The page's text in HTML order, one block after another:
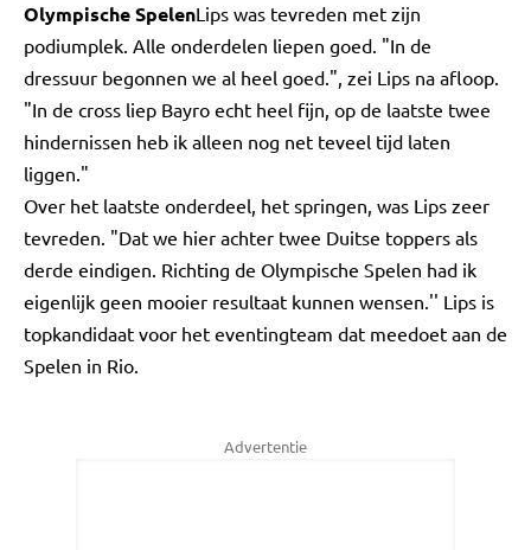
Olympische SpelenLips was tevreden met zijn
podiumplek. Alle onderdelen liepen goed. "In de
dressuur begonnen we al heel goed.", zei Lips na afloop.
"In de cross liep Bayro echt heel fijn, op de laatste twee
hindernissen heb ik alleen nog net teveel tijd laten
liggen."
Over het laatste onderdeel, het springen, was Lips zeer
tevreden. "Dat we hier achter twee Duitse toppers als
derde eindigen. Richting de Olympische Spelen had ik
eigenlijk geen mooier resultaat kunnen wensen.'' Lips is
topkandidaat voor het eventingteam dat meedoet aan de
Spelen in Rio.
Advertentie